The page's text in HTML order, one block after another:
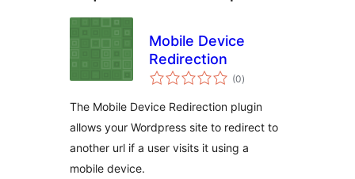
Mobile Device
Redirection
(0puntuacions
totals
)
The Mobile Device Redirection plugin
allows your Wordpress site to redirect to
another url if a user visits it using a
mobile device.